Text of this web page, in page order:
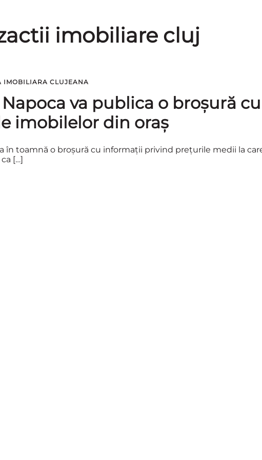
imobiliare cluj
IMOBILIARA CLUJEANA
va publica o broşură cu
imobilelor din oraş
în toamnă o broşură cu informaţii privind preţurile medii la
[…]